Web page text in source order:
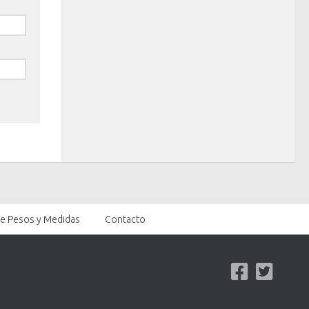
Pesos y Medidas Contacto